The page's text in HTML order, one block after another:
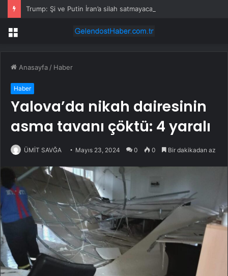
Trump: Şi ve Putin İran’a silah satmayacaklarını söyledi
Menü
Anasayfa / Haber
Haber
Yalova’da nikah dairesinin
asma tavanı çöktü: 4 yaralı
ÜMİT SAVĞA Mayıs 23, 2024 0 0 Bir dakikadan az